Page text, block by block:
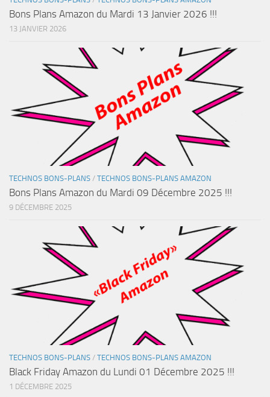
Bons Plans Amazon du Mardi 13 Janvier 2026 !!!
13 JANVIER 2026
TECHNOS BONS-PLANS / TECHNOS BONS-PLANS AMAZON
Bons Plans Amazon du Mardi 09 Décembre 2025 !!!
9 DÉCEMBRE 2025
TECHNOS BONS-PLANS / TECHNOS BONS-PLANS AMAZON
Black Friday Amazon du Lundi 01 Décembre 2025 !!!
1 DÉCEMBRE 2025